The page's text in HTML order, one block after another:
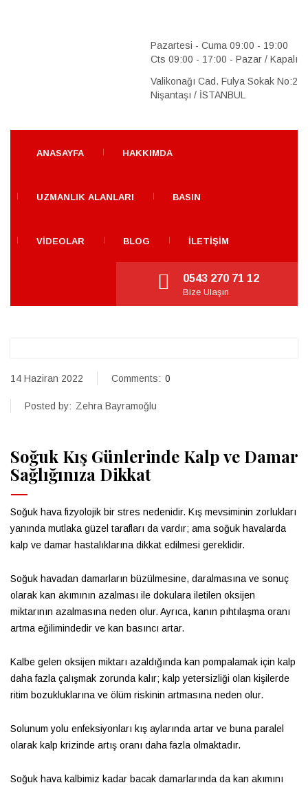
Pazartesi - Cuma 09:00 - 19:00
Cts 09:00 - 17:00 - Pazar / Kapalı
Valikonağı Cad. Fulya Sokak No:2
Nişantaşı / İSTANBUL
ANASAYFA HAKKIMDA
UZMANLIK ALANLARI BASIN
VIDEOLAR BLOG İLETIŞIM
0543 270 71 12
Bize Ulaşın
14 Haziran 2022 Comments: 0
Posted by: Zehra Bayramoğlu
Soğuk Kış Günlerinde Kalp ve Damar
Sağlığınıza Dikkat
Soğuk hava fizyolojik bir stres nedenidir. Kış mevsiminin zorlukları
yanında mutlaka güzel tarafları da vardır; ama soğuk havalarda
kalp ve damar hastalıklarına dikkat edilmesi gereklidir.
Soğuk havadan damarların büzülmesine, daralmasına ve sonuç
olarak kan akımının azalması ile dokulara iletilen oksijen
miktarının azalmasına neden olur. Ayrıca, kanın pıhtılaşma oranı
artma eğilimindedir ve kan basıncı artar.
Kalbe gelen oksijen miktarı azaldığında kan pompalamak için kalp
daha fazla çalışmak zorunda kalır; kalp yetersizliği olan kişilerde
ritim bozukluklarına ve ölüm riskinin artmasına neden olur.
Solunum yolu enfeksiyonları kış aylarında artar ve buna paralel
olarak kalp krizinde artış oranı daha fazla olmaktadır.
Soğuk hava kalbimiz kadar bacak damarlarında da kan akımını